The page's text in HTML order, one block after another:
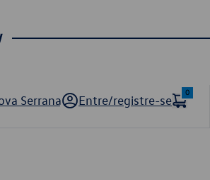
Serrana Entre/registre-se
0